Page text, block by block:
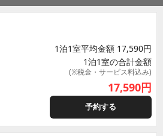
1泊1室平均金額 17,590円
1泊1室の合計金額
(※税金・サービス料込み)
17,590円
予約する